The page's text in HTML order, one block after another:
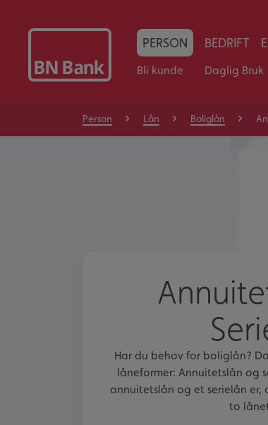
PERSON BEDRIFT
Bli kunde Daglig Bruk
Person Lån Boliglån
Har du behov for boliglån?
låneformer: Annuitetslån og
annuitetslån og et serielån er,
to